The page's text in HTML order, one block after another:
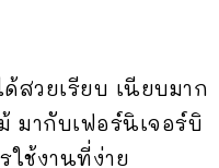
สวยเรียบ เนียบมาก
มากับเฟอร์นิเจอร์บิ
ใช้งานที่ง่าย